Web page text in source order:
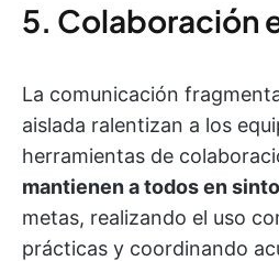
5. Colaboración
La comunicación
aislada ralentizan a los
herramientas de
mantienen a todos en
metas, realizando el uso
prácticas y coordinando